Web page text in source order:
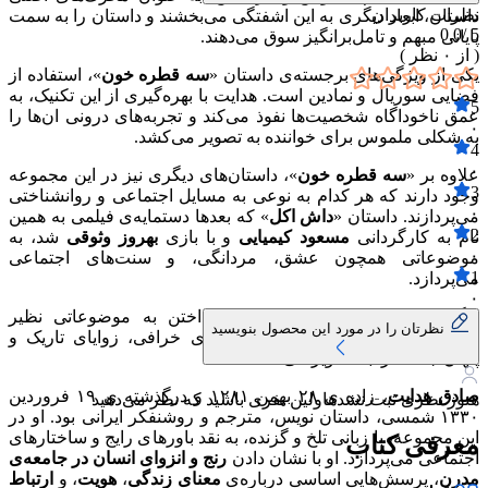
داستان، ابعاد دیگری به این اشفتگی می‌بخشند و داستان را به سمت
پایانی مبهم و تامل‌برانگیز سوق می‌دهند.
یکی از ویژگی‌های برجسته‌ی داستان «سه قطره خون»، استفاده از
فضایی سوریال و نمادین است. هدایت با بهره‌گیری از این تکنیک، به
عمق ناخوداگاه شخصیت‌ها نفوذ می‌کند و تجربه‌های درونی ان‌ها را
به شکلی ملموس برای خواننده به تصویر می‌کشد.
علاوه بر «سه قطره خون»، داستان‌های دیگری نیز در این مجموعه
وجود دارند که هر کدام به نوعی به مسایل اجتماعی و روانشناختی
می‌پردازند. داستان «داش اکل» که بعدها دستمایه‌ی فیلمی به همین
نام به کارگردانی مسعود کیمیایی و با بازیبهروز وثوقی شد، به
موضوعاتی همچون عشق، مردانگی، و سنت‌های اجتماعی
می‌پردازد.
دیگر داستان‌های مجموعه نیز با پرداختن به موضوعاتی نظیر
عشق‌های نامتعارف، خیانت، و باورهای خرافی، زوایای تاریک و
پنهان جامعه را به تصویر می‌کشند.
صادق هدایت
، زاده ی ۲۸ بهمن ۱۲۸۱ و درگذشته ی ۱۹ فروردین
۱۳۳۰ شمسی، داستان نویس، مترجم و روشنفکر ایرانی بود. او در
این مجموعه، با زبانی تلخ و گزنده، به نقد باورهای رایج و ساختارهای
اجتماعی می‌پردازد. او با نشان دادن رنج و انزوای انسان در جامعه‌ی
مدرن، پرسش‌هایی اساسی درباره‌ی معنای زندگی، هویت، و ارتباط
نظرات کاربران
5 /
0.0
( از
۰ نظر )
5
۰
4
۰
3
۰
2
۰
1
۰
نظرتان را در مورد این محصول بنویسید
هنوز نظری ثبت نشدهاولین نفری باشید که نظر می‌دهید
معرفی کتاب